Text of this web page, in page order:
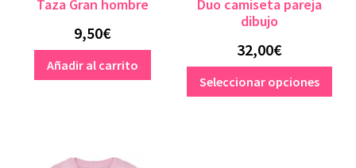
Taza Gran hombre
9,50€
Añadir al carrito
Duo camiseta pareja
dibujo
32,00€
Seleccionar opciones